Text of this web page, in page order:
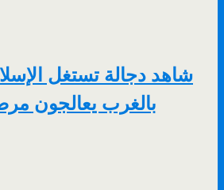
شاهد دجالة تستغل
بالغرب يعالجون